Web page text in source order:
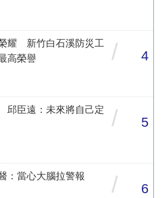
耀 新竹白石溪防災工
高榮譽
/ 4
臣遠：未來將自己定
/ 5
當心大腦拉警報
/ 6